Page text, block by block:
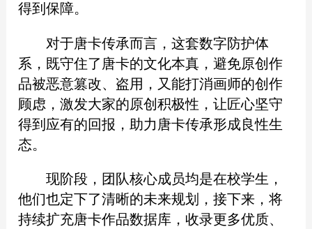
得到保障。
对于唐卡传承而言，这套数字防护体
系，既守住了唐卡的文化本真，避免原创作
品被恶意篡改、盗用，又能打消画师的创作
顾虑，激发大家的原创积极性，让匠心坚守
得到应有的回报，助力唐卡传承形成良性生
态。
现阶段，团队核心成员均是在校学生，
他们也定下了清晰的未来规划，接下来，将
持续扩充唐卡作品数据库，收录更多优质、